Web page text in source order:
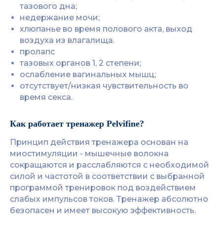
тазового дна;
недержание мочи;
хлюпанье во время полового акта, выход
воздуха из влагалища.
пролапс
тазовых органов 1, 2 степени;
ослабление вагинальных мышц;
отсутствует/низкая чувствительность во
время секса.
Как работает тренажер Pelvifine?
Принцип действия тренажера основан на
миостимуляции - мышечные волокна
сокращаются и расслабляются с необходимой
силой и частотой в соответствии с выбранной
программой тренировок под воздействием
слабых импульсов токов. Тренажер абсолютно
безопасен и имеет высокую эффективность.